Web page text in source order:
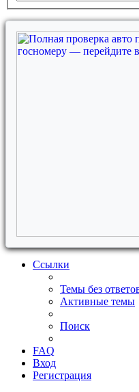
Ссылки
Темы без
Активные темы
Поиск
FAQ
Вход
Регистрация